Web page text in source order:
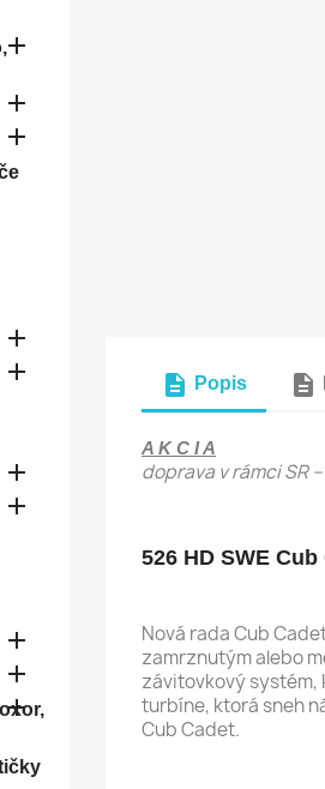










description Popis description
A K C I A
doprava v rámci SR –
526 HD SWE Cub
Nová rada Cub
zamrznutým alebo
závitovkový systém,
turbíne, ktorá sneh
Cub Cadet.